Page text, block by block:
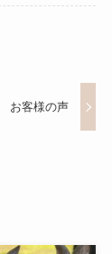
お客様の声